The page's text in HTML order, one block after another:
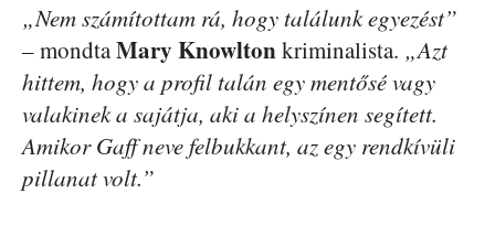
„Nem számítottam rá, hogy találunk egyezést”
– mondtaMary Knowltonkriminalista. „Azt
hittem, hogy a profil talán egy mentősé vagy
valakinek a sajátja, aki a helyszínen segített.
Amikor Gaff neve felbukkant, az egy rendkívüli
pillanat volt.”